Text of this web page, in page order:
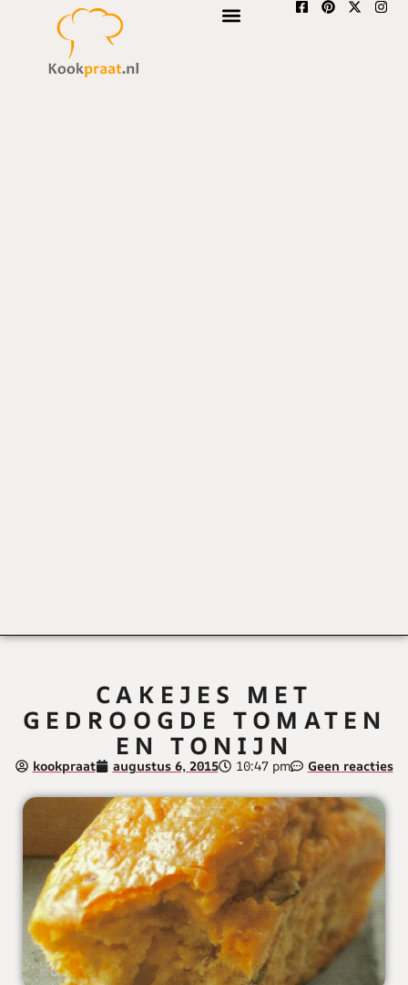
CAKEJES MET
GEDROOGDE TOMATEN
EN TONIJN
kookpraat augustus 6, 2015 10:47 pm Geen reacties